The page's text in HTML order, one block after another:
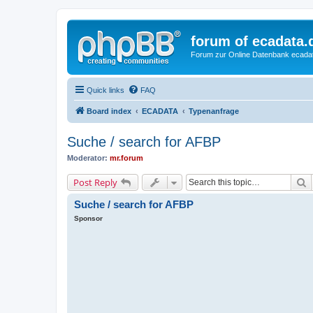
forum of
Forum zur Online Datenbank
Quick links FAQ
Board index ECADATA Typenanfrage
Suche / search for AFBP
Moderator: mr.forum
Post Reply
Suche / search for AFBP
Sponsor